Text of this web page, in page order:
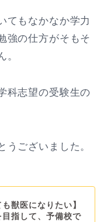
てもなかなか学力
強の仕方がそもそ
。
科志望の受験生の
うございました。
も獣医になりたい】
目指して、予備校で